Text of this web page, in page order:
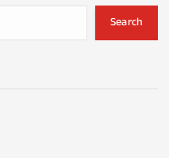
Search